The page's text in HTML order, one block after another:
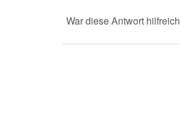
War diese Antwort